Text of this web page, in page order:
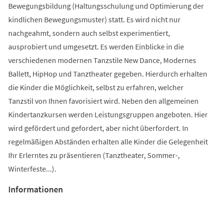
Bewegungsbildung (Haltungsschulung und Optimierung der
kindlichen Bewegungsmuster) statt. Es wird nicht nur
nachgeahmt, sondern auch selbst experimentiert,
ausprobiert und umgesetzt. Es werden Einblicke in die
verschiedenen modernen Tanzstile New Dance, Modernes
Ballett, HipHop und Tanztheater gegeben. Hierdurch erhalten
die Kinder die Möglichkeit, selbst zu erfahren, welcher
Tanzstil von Ihnen favorisiert wird. Neben den allgemeinen
Kindertanzkursen werden Leistungsgruppen angeboten. Hier
wird gefördert und gefordert, aber nicht überfordert. In
regelmäßigen Abständen erhalten alle Kinder die Gelegenheit
Ihr Erlerntes zu präsentieren (Tanztheater, Sommer-,
Winterfeste...).
Informationen